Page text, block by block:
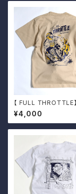
【 FULL THROTTLE】
¥4,000